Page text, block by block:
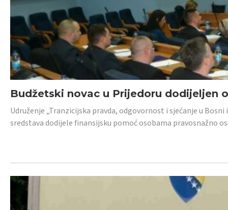
Budžetski novac u Prijedoru dodijeljen
Udruženje „Tranzicijska pravda, odgovornost i sjećanje u
sredstava dodijele finansijsku pomoć osobama pravosnažno